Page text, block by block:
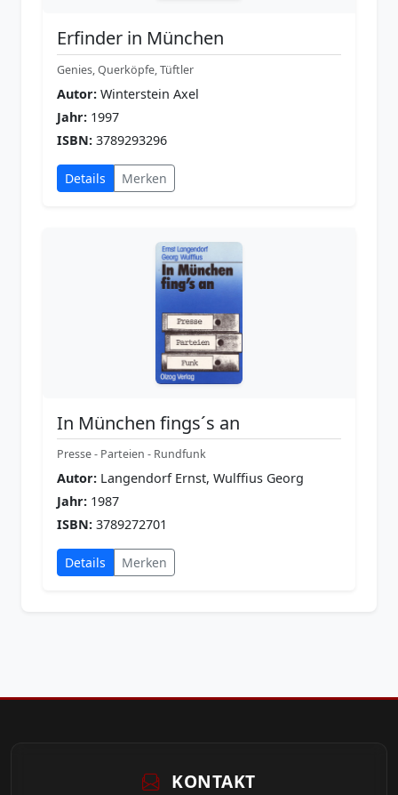
Erfinder in München
Genies, Querköpfe, Tüftler
Autor: Winterstein Axel
Jahr: 1997
ISBN: 3789293296
Details Merken
In München fings´s an
Presse - Parteien - Rundfunk
Autor: Langendorf Ernst, Wulffius Georg
Jahr: 1987
ISBN: 3789272701
Details Merken
KONTAKT